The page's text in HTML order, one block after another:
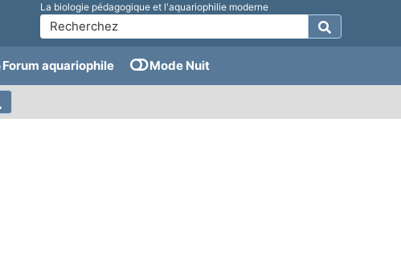
La biologie pédagogique et l'aquariophilie moderne
Forum aquariophile Mode Nuit